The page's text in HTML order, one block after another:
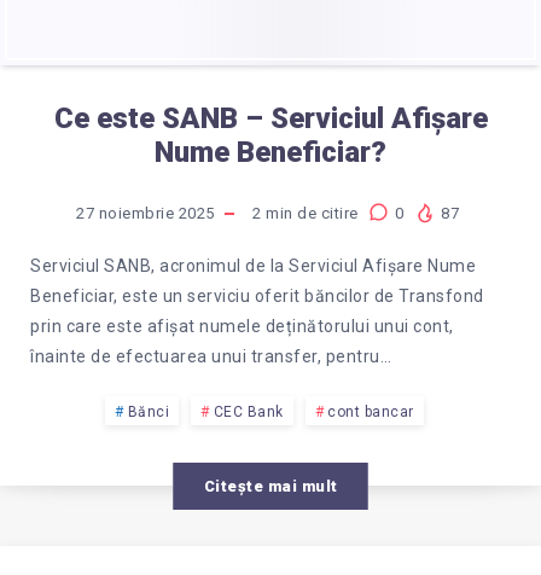
Ce este SANB – Serviciul Afișare
Nume Beneficiar?
27 noiembrie 2025 2 min de citire 0 87
Serviciul SANB, acronimul de la Serviciul Afișare Nume
Beneficiar, este un serviciu oferit băncilor de Transfond
prin care este afișat numele deținătorului unui cont,
înainte de efectuarea unui transfer, pentru…
Bănci CEC Bank cont bancar
Citește mai mult